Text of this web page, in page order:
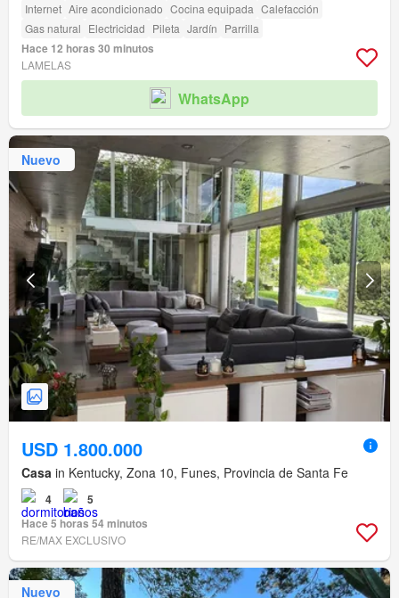
Internet Aire acondicionado Cocina equipada Calefacción
Gas natural Electricidad Pileta Jardín Parrilla
Hace 12 horas 30 minutos
LAMELAS
WhatsApp
Nuevo
USD 1.800.000
Casa in Kentucky, Zona 10, Funes, Provincia de Santa Fe
4
5
Hace 5 horas 54 minutos
RE/MAX EXCLUSIVO
Nuevo